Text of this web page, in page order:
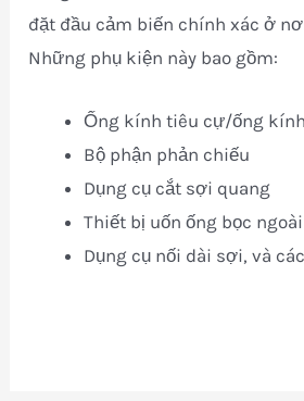
đặt đầu cảm biến chính xác ở
Những phụ kiện này bao gồm:
Ống kính tiêu cự/ống
Bộ phận phản chiếu
Dụng cụ cắt sợi quang
Thiết bị uốn ống bọc ngoài
Dụng cụ nối dài sợi, và